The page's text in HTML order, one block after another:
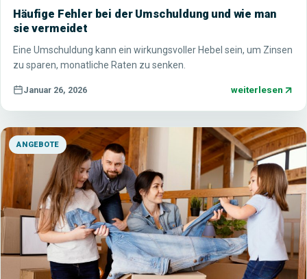
Häufige Fehler bei der Umschuldung und wie man
sie vermeidet
Eine Umschuldung kann ein wirkungsvoller Hebel sein, um Zinsen
zu sparen, monatliche Raten zu senken.
Januar 26, 2026 weiterlesen
ANGEBOTE